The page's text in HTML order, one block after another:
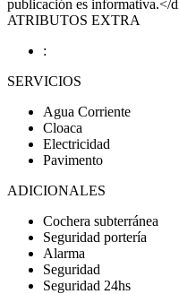
publicación es
ATRIBUTOS EXTRA
:
SERVICIOS
Agua Corriente
Cloaca
Electricidad
Pavimento
ADICIONALES
Cochera subterránea
Seguridad portería
Alarma
Seguridad
Seguridad 24hs